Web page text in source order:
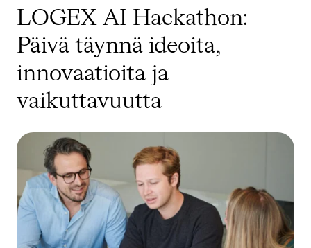
LOGEX AI Hackathon:
Päivä täynnä ideoita,
innovaatioita ja
vaikuttavuutta